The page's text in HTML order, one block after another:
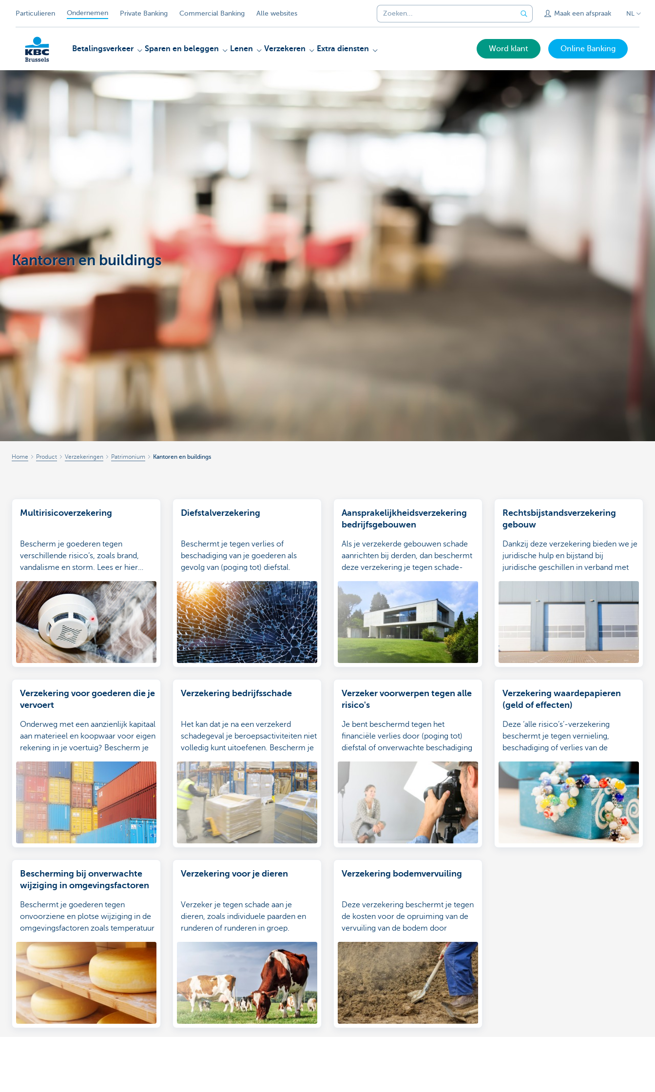
Particulieren Ondernemen Private Banking Commercial Banking Alle websites Maak een afspraak NL
Ondernemers
Betalingsverkeer Sparen en beleggen Lenen Verzekeren Extra diensten Word klant Online Banking
Kantoren en buildings
Home Product Verzekeringen Patrimonium Kantoren en buildings
Multirisicoverzekering
Bescherm je goederen tegen
verschillende risico’s, zoals brand,
vandalisme en storm. Lees er hier
Diefstalverzekering
Beschermt je tegen verlies of
beschadiging van je goederen als
gevolg van (poging tot) diefstal.
Aansprakelijkheidsverzekering
bedrijfsgebouwen
Als je verzekerde gebouwen schade
aanrichten bij derden, dan beschermt
deze verzekering je tegen schade-
Rechtsbijstandsverzekering
gebouw
Dankzij deze verzekering bieden we je
juridische hulp en bijstand bij
juridische geschillen in verband met
Verzekering voor goederen die je
vervoert
Onderweg met een aanzienlijk kapitaal
aan materieel en koopwaar voor eigen
rekening in je voertuig? Bescherm je
beschadiging of diefstal, en neem een
verzekering voor je vervoerde
goederen.
Verzekering bedrijfsschade
Het kan dat je na een verzekerd
schadegeval je beroepsactiviteiten niet
volledig kunt uitoefenen. Bescherm je
bedrijfsresultaten die daarvan het
gevolg is.
Verzeker voorwerpen tegen alle
risico's
Je bent beschermd tegen het
financiële verlies door (poging tot)
diefstal of onverwachte beschadiging
voorwerpen.
Verzekering waardepapieren
(geld of effecten)
Deze ‘alle risico’s’-verzekering
beschermt je tegen vernieling,
beschadiging of verlies van de
Bescherming bij onverwachte
wijziging in omgevingsfactoren
Beschermt je goederen tegen
onvoorziene en plotse wijziging in de
omgevingsfactoren zoals temperatuur
Verzekering voor je dieren
Verzeker je tegen schade aan je
dieren, zoals individuele paarden en
runderen of runderen in groep.
Verzekering bodemvervuiling
Deze verzekering beschermt je tegen
de kosten voor de opruiming van de
vervuiling van de bodem door
de bijhorende leidingen.